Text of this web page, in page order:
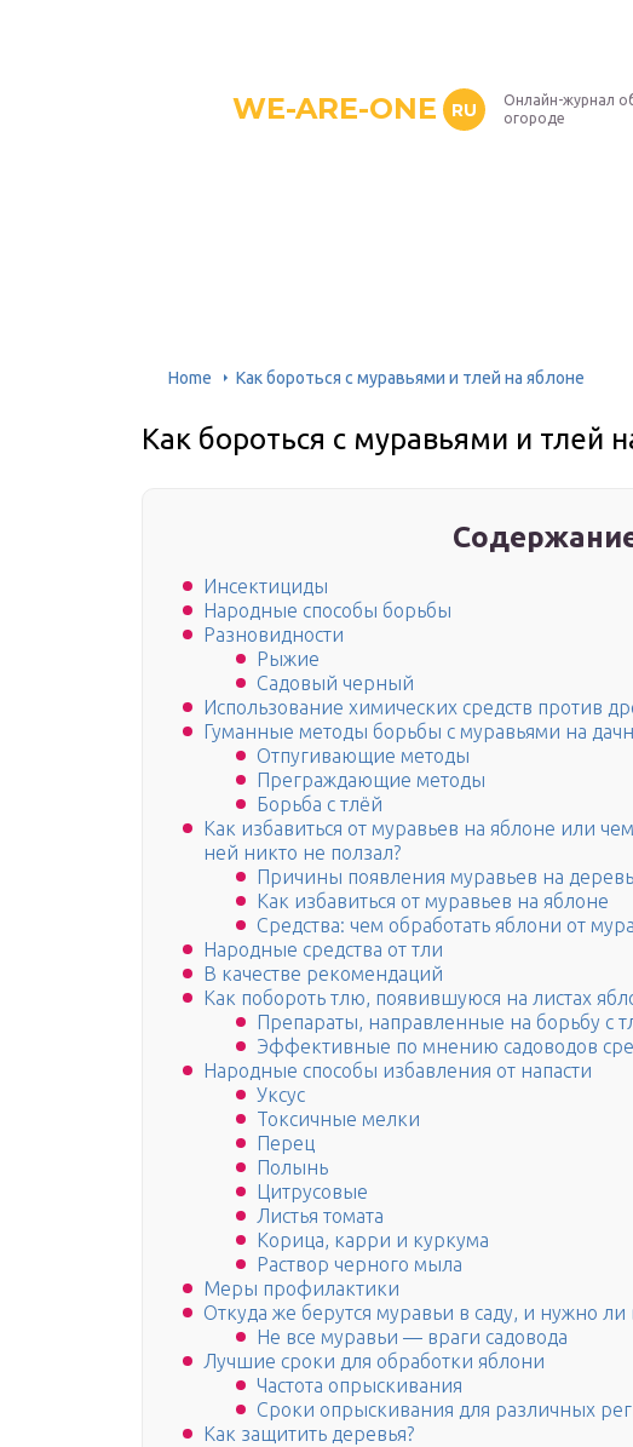
WE-ARE-ONE RU
Онлайн-журнал
огороде
Home Как бороться с муравьями и тлей на яблоне
Как бороться с муравьями и тлей
Инсектициды
Народные способы борьбы
Разновидности
Рыжие
Садовый черный
Использование химических средств против
Гуманные методы борьбы с муравьями на
Отпугивающие методы
Преграждающие методы
Борьба с тлёй
Как избавиться от муравьев на яблоне или
ней никто не ползал?
Причины появления муравьев на
Как избавиться от муравьев на яблоне
Средства: чем обработать яблони от
Народные средства от тли
В качестве рекомендаций
Как побороть тлю, появившуюся на листах
Препараты, направленные на борьбу с
Эффективные по мнению садоводов
Народные способы избавления от напасти
Уксус
Токсичные мелки
Перец
Полынь
Цитрусовые
Листья томата
Корица, карри и куркума
Раствор черного мыла
Меры профилактики
Откуда же берутся муравьи в саду, и нужно
Не все муравьи — враги садовода
Лучшие сроки для обработки яблони
Частота опрыскивания
Сроки опрыскивания для различных
Как защитить деревья?